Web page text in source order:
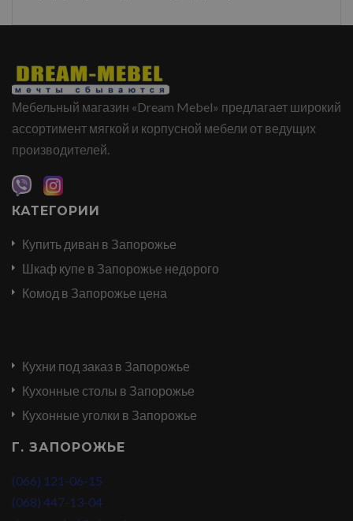
Мебельный магазин «Dream Mebel» предлагает широкий
ассортимент мягкой и корпусной мебели от ведущих
производителей.
КАТЕГОРИИ
Купить диван в Запорожье
Шкаф купе в Запорожье недорого
Комод в Запорожье цена
Кухни под заказ в Запорожье
Кухонные столы в Запорожье
Кухонные уголки в Запорожье
Г. ЗАПОРОЖЬЕ
(066) 121-06-15
(068) 447-13-04